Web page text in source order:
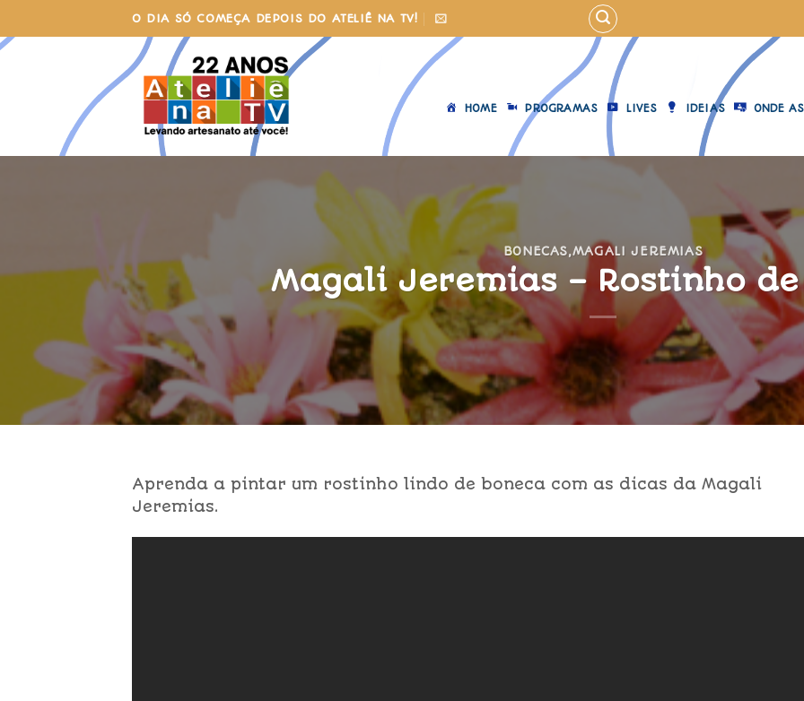
to
content
O DIA SÓ COMEÇA DEPOIS DO ATELIÊ NA TV!
HOME PROGRAMAS LIVES IDEIAS ONDE
BONECAS,MAGALI JEREMIAS
Magali Jeremias – Rostinho
Aprenda a pintar um rostinho lindo de boneca com as dicas da Magali
Jeremias.